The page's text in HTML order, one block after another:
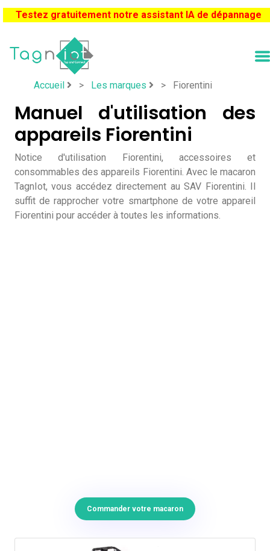
Testez gratuitement notre assistant IA de dépannage
Accueil > Les marques > Fiorentini
Manuel d'utilisation des
appareils Fiorentini
Notice d'utilisation Fiorentini, accessoires et
consommables des appareils Fiorentini. Avec le macaron
TagnIot, vous accédez directement au SAV Fiorentini. Il
suffit de rapprocher votre smartphone de votre appareil
Fiorentini pour accéder à toutes les informations.
Commander votre macaron